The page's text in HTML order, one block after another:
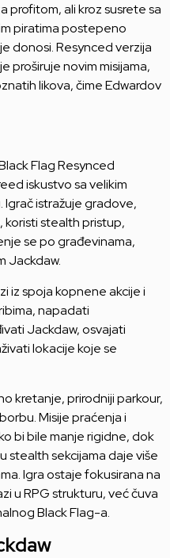
profitom, ali kroz susrete sa
piratima postepeno
donosi. Resynced verzija
proširuje novim misijama,
likova, čime Edwardov
Flag Resynced
iskustvo sa velikim
istražuje gradove,
koristi stealth pristup,
se po građevinama,
Jackdaw.
iz spoja kopnene akcije i
napadati
Jackdaw, osvajati
lokacije koje se
kretanje, prirodniji parkour,
Misije praćenja i
bi bile manje rigidne, dok
stealth sekcijama daje više
Igra ostaje fokusirana na
u RPG strukturu, već čuva
Black Flag-a.